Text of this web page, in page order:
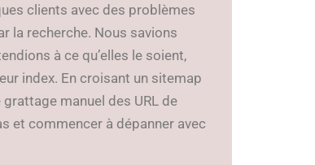
clients avec des problèmes
la recherche. Nous savions
à ce qu’elles le soient,
index. En croisant un sitemap
manuel des URL de
et commencer à dépanner avec